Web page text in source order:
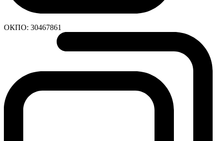
ОКПО: 30467861